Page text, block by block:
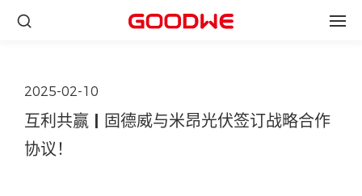
2025-02-10
互利共赢 | 固德威与米昂光伏签订战略合作
协议！